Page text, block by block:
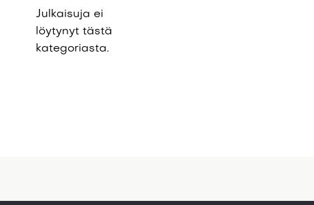
Julkaisuja ei
löytynyt tästä
kategoriasta.